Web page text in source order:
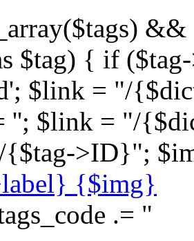
&&
$tag) { if
$link = "/
''; $link = "/
>ID}";
{$img}
.= "